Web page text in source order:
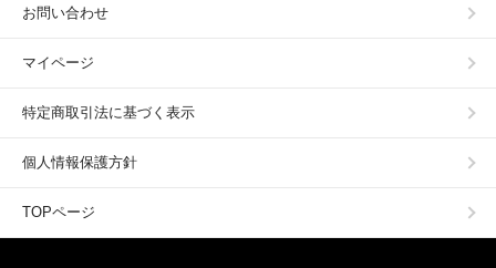
お問い合わせ
マイページ
特定商取引法に基づく表示
個人情報保護方針
TOPページ